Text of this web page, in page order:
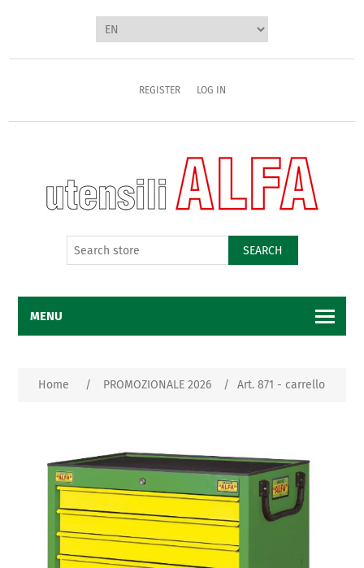
REGISTER LOG IN
SEARCH
MENU
Home / PROMOZIONALE 2026 / Art. 871 - carrello